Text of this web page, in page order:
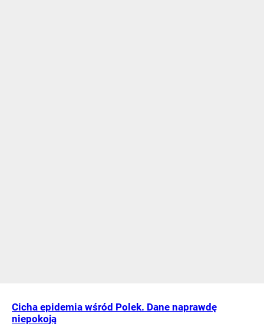
Cicha epidemia wśród Polek. Dane naprawdę
niepokoją